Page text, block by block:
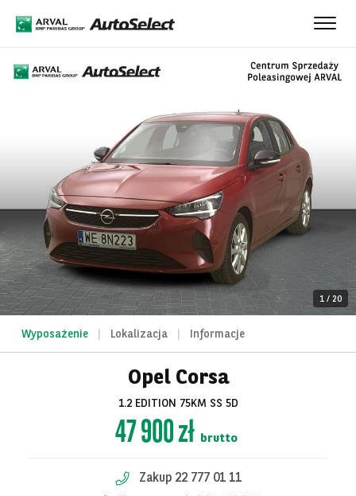
Toggle
1 / 20
Wyposażenie Lokalizacja Informacje
Opel Corsa
1.2 EDITION 75KM SS 5D
47 900 zł brutto
Zakup 22 777 01 11